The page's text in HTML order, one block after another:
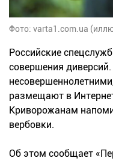
Фото: varta1.com.ua
Российские
совершения
размещают в
Криворожанам
вербовки.
Об этом сообщает